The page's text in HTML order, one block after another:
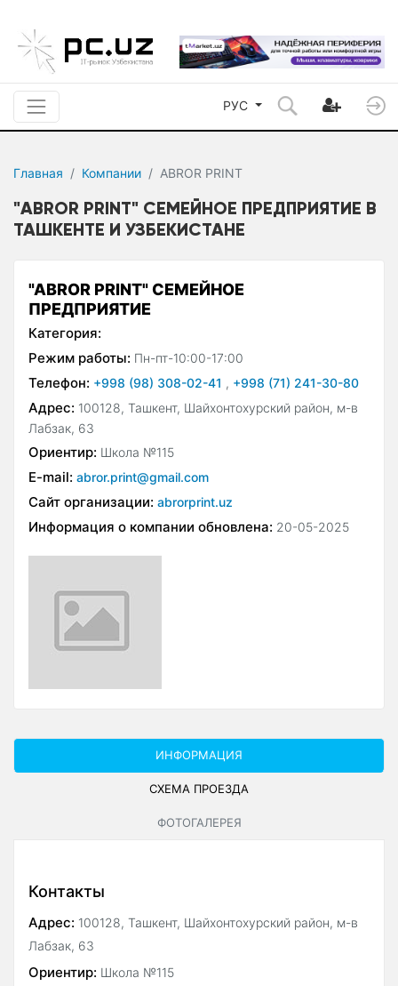
РУС
Главная Компании ABROR PRINT
"ABROR PRINT" СЕМЕЙНОЕ ПРЕДПРИЯТИЕ В
ТАШКЕНТЕ И УЗБЕКИСТАНЕ
"ABROR PRINT" СЕМЕЙНОЕ
ПРЕДПРИЯТИЕ
Категория:
Режим работы: Пн-пт-10:00-17:00
Телефон: +998 (98) 308-02-41 , +998 (71) 241-30-80
Адрес: 100128, Ташкент, Шайхонтохурский район, м-в
Лабзак, 63
Ориентир: Школа №115
E-mail: abror.print@gmail.com
Сайт организации: abrorprint.uz
Информация о компании обновлена: 20-05-2025
ИНФОРМАЦИЯ
СХЕМА ПРОЕЗДА
ФОТОГАЛЕРЕЯ
Контакты
Адрес: 100128, Ташкент, Шайхонтохурский район, м-в
Лабзак, 63
Ориентир: Школа №115